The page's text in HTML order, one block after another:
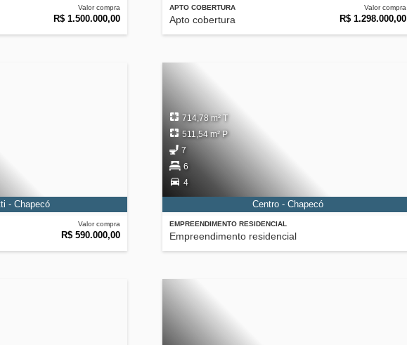
Valor compra
R$ 1.500.000,00
APTO COBERTURA
Apto cobertura
Valor compra
R$ 1.298.000,00
Valor compra
R$ 590.000,00
- Chapecó
EMPREENDIMENTO RESIDENCIAL
Empreendimento residencial
714,78 m² T
511,54 m² P
7
6
4
Centro - Chapecó